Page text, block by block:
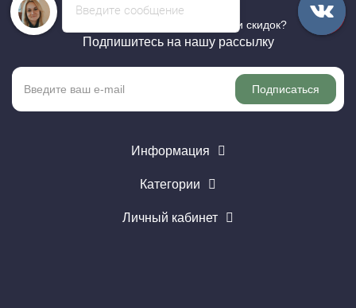
Хотите быть в курсе всех акций и скидок?
Подпишитесь на нашу рассылку
Подписаться
Информация
Категории
Личный кабинет
Введите сообщение